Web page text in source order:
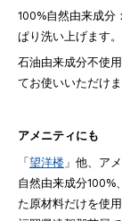
100%自然由来成分
ぱり洗い上げます。
石油由来成分不使
てお使いいただけま
アメニティにも
「 望洋楼 」他、ア
自然由来成分100%
た原材料だけを使用